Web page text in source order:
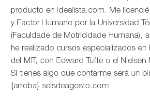
producto en idealista.com. Me
y Factor Humano por la Universidad
(Faculdade de Motricidade Humana),
he realizado cursos especializados en
del MIT, con Edward Tufte o el Nielsen
Si tienes algo que contarme será un
{arroba} seisdeagosto.com